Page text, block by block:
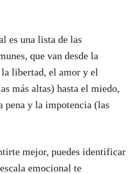
es una lista de las
que van desde la
libertad, el amor y el
más altas) hasta el miedo,
pena y la impotencia (las
mejor, puedes identificar
emocional te